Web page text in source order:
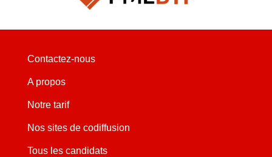
Contactez-nous
A propos
Notre tarif
Nos sites de codiffusion
Tous les candidats